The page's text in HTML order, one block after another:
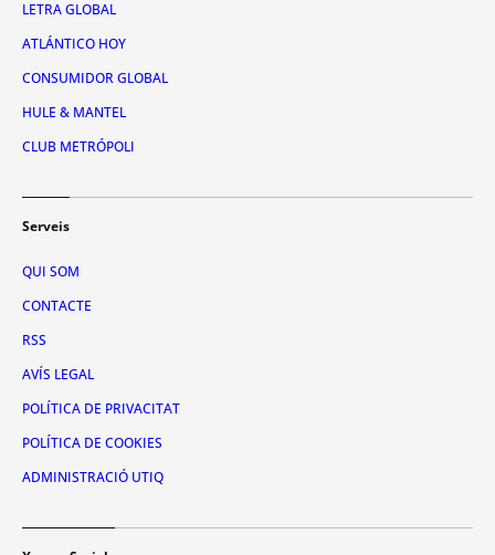
LETRA GLOBAL
ATLÁNTICO HOY
CONSUMIDOR GLOBAL
HULE & MANTEL
CLUB METRÓPOLI
Serveis
QUI SOM
CONTACTE
RSS
AVÍS LEGAL
POLÍTICA DE PRIVACITAT
POLÍTICA DE COOKIES
ADMINISTRACIÓ UTIQ